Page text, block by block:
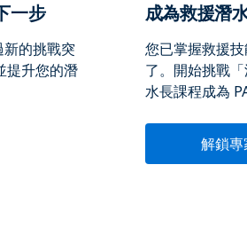
一步
的挑戰突
提升您的潛
成為救援潛
您已掌握救援
了。開始挑戰
水長課程成為
解鎖